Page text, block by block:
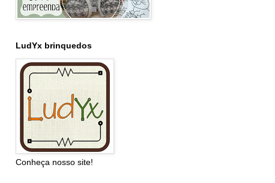
LudYx brinquedos
Conheça nosso site!